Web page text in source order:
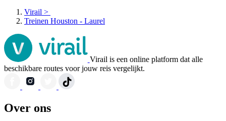
Virail >
Treinen Houston - Laurel
Virail is een online platform dat alle
beschikbare routes voor jouw reis vergelijkt.
Over ons